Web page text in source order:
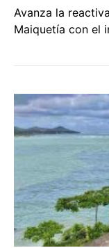
Avanza la
Maiquetía con el